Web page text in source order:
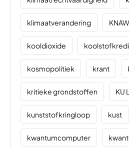
klimaatverandering KNAW
kooldioxide
kosmopolitiek krant
kritieke grondstoffen KU
kunststofkringloop kust
kwantumcomputer